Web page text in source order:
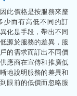
此價格是按服務來釐
少而有高低不同的訂
化是手段，帶出不同
源於服務的差異，服
的需求而訂出不同價
應商在宣傳和推廣低
地說明服務的差異和
眼前的低價而忽略服